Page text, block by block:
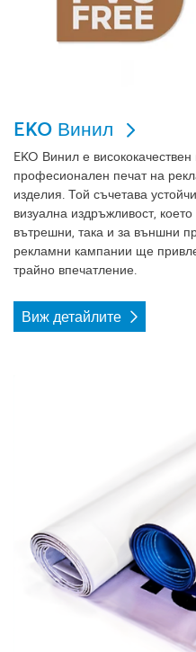
EKO Винил
EKO Винил е
професионален печат на
изделия. Той съчетава
визуална издръжливост,
вътрешни, така и за външни
рекламни кампании ще
трайно впечатление.
Виж детайлите